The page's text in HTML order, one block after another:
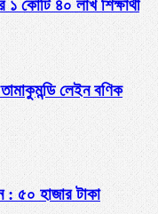
কোটি ৪০ লাখ শিক্ষার্থী
লেইন বণিক
: ৫০ হাজার টাকা